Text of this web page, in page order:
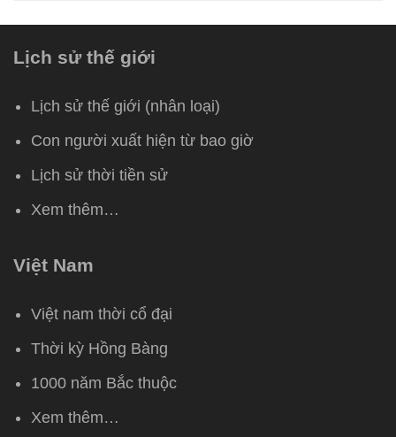
Lịch sử thế giới
Lịch sử thế giới (nhân loại)
Con người xuất hiện từ bao giờ
Lịch sử thời tiền sử
Xem thêm…
Việt Nam
Việt nam thời cổ đại
Thời kỳ Hồng Bàng
1000 năm Bắc thuộc
Xem thêm…